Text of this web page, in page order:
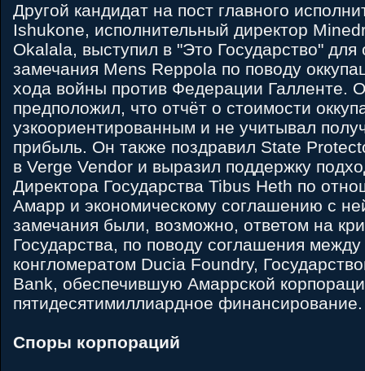
Другой кандидат на пост главного
Ishukone, исполнительный директор
Okalala, выступил в "Это Государство" для
замечания Mens Reppola по поводу
хода войны против Федерации Галленте.
предположил, что отчёт о стоимости
узкоориентированным и не учитывал
прибыль. Он также поздравил State
в Verge Vendor и выразил поддержку
Директора Государства Tibus Heth по
Амарр и экономическому соглашению с
замечания были, возможно, ответом на
Государства, по поводу соглашения
конгломератом Ducia Foundry,
Bank, обеспечившую Амаррской
пятидесятимиллиардное финансирование.
Споры корпораций